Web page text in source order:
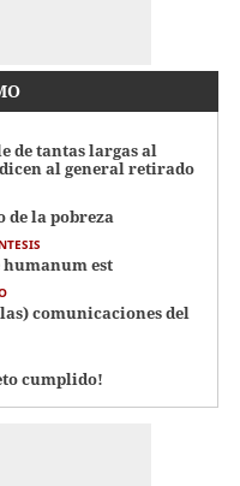
de tantas largas al
al general retirado
de la pobreza
est
comunicaciones del
cumplido!